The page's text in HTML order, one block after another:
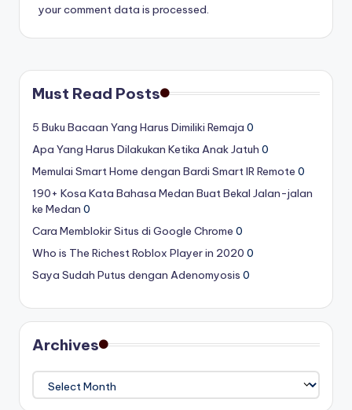
your comment data is processed.
Must Read Posts
5 Buku Bacaan Yang Harus Dimiliki Remaja 0
Apa Yang Harus Dilakukan Ketika Anak Jatuh 0
Memulai Smart Home dengan Bardi Smart IR Remote 0
190+ Kosa Kata Bahasa Medan Buat Bekal Jalan-jalan
ke Medan 0
Cara Memblokir Situs di Google Chrome 0
Who is The Richest Roblox Player in 2020 0
Saya Sudah Putus dengan Adenomyosis 0
Archives
Archives